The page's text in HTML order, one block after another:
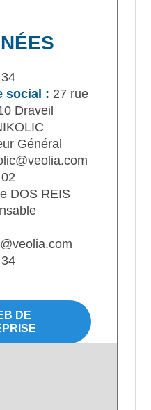
social : 27 rue
Draveil
Général
DOS REIS
DE